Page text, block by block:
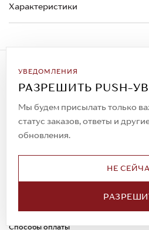
Характеристики
УВЕДОМЛЕНИЯ
РАЗРЕШИТЬ PUSH-
Мы будем присылать только
статус заказов, ответы и
обновления.
НЕ
Подписаться на рассылку
Всегда будьте в курсе
спецпредложений!
© 2023. AIT Shoes
Все права защищены
Доставка
Способы оплаты